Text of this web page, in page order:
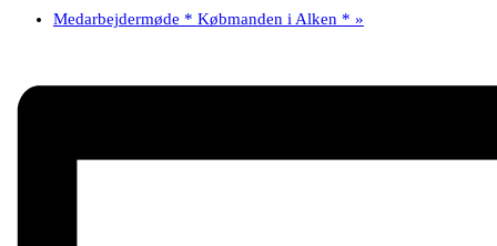
Medarbejdermøde * Købmanden i Alken * »